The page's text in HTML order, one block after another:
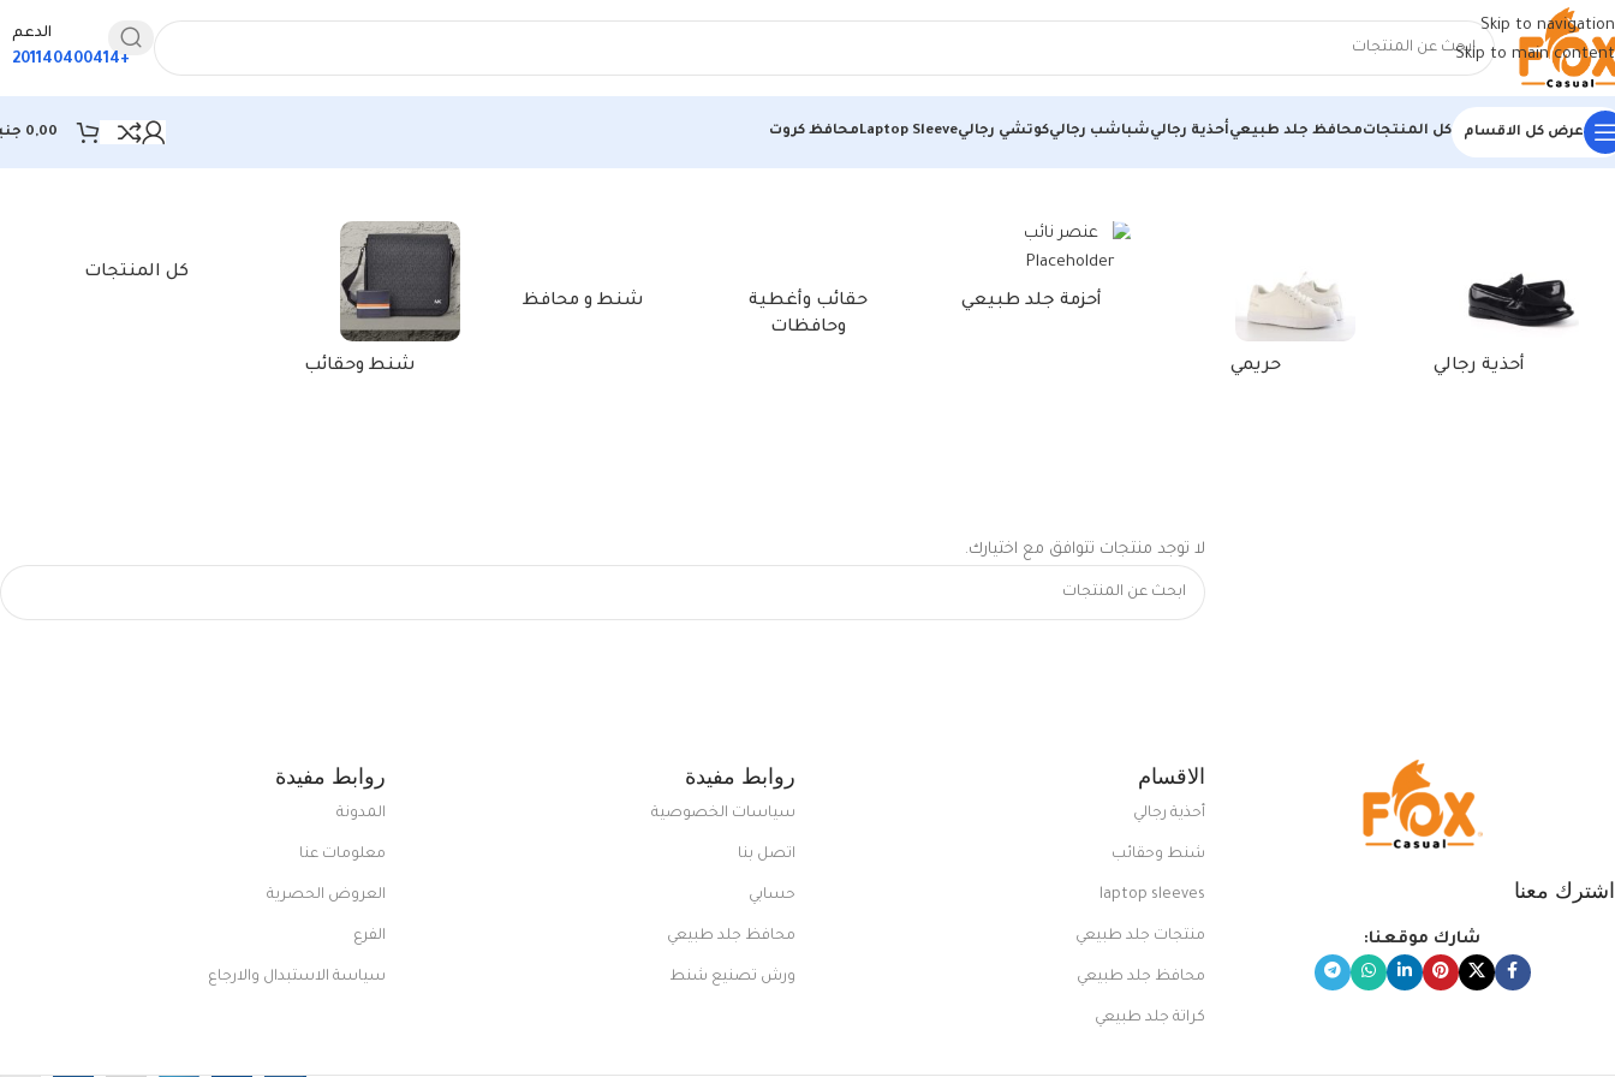
Skip to navigation
Skip to main content
الدعم
+201140400414
عرض كل الاقسام كل المنتجاتمحافظ جلد طبيعيأحذية رجاليشباشب رجاليكوتشي رجاليLaptop Sleeveمحافظ كروت 0,00
الرئيسية/منتجات تحت الوسم “شبشب سليبر”
أحذية رجالي حريمي
أحزمة جلد طبيعي
حقائب وأغطية
وحافظات
شنط و محافظ
شنط وحقائب
كل المنتجات
لا توجد منتجات تتوافق مع اختيارك.
اشترك معنا
شارك موقعنا:
الاقسام
أحذية رجالي
شنط وحقائب
laptop sleeves
منتجات جلد طبيعي
محافظ جلد طبيعي
كراتة جلد طبيعي
روابط مفيدة
سياسات الخصوصية
اتصل بنا
حسابي
محافظ جلد طبيعي
ورش تصنيع شنط
روابط مفيدة
المدونة
معلومات عنا
العروض الحصرية
الفرع
سياسة الاستبدال والارجاع